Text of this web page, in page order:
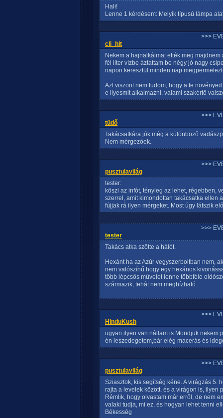
Hali!
Lenne 1 kérdésem: Melyik típusú lámpa
>>>
cli_hlt
Nekem a hajnalkáimat ették meg
fél liter vízbe áztattam be négy jó nagy
napon keresztül minden nap
Azt viszont nem tudom, hogy a te
e ilyesmit alkalmazni, valami szakértő
>>>
tüdő
Takácsatkára jók még a különböző
Nem mérgezőek.
>>>
pusztulavilág
tester:
köszi az infót, tényleg az lehet, régebben,
szerrel, amit kimondottan takácsatka ellen
fújjak rá ilyen mérgeket. Most úgy látszik
>>>
tester
Takács atka szőtte a hálót.
Hexánt ha az Azúr vegyszerboltban nem,
nem valószínű hogy egy hexános
több lépcsős művelet lenne többféle
származik, tehát nem megbízható.
>>>
HinduKush
ugyan ilyen van nállam is.Mondjuk nekem
én leszedegetem,bár elég macerás és
>>>
pusztulavilág
Sziasztok, kis segítség kéne. A virágzás 5.
rajta a levelek között, és a virágon is, ilyen
Rémlik, hogy olvastam már erről, de nem
valaki tudja, mi ez, és hogyan lehet tenni
Békesség